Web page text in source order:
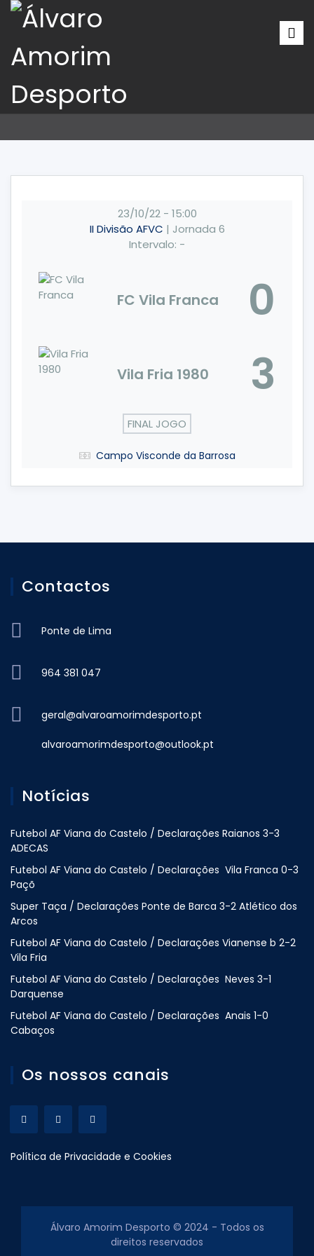
23/10/22 - 15:00
II Divisão AFVC | Jornada 6
Intervalo: -
FC Vila Franca 0
Vila Fria 1980 3
FINAL JOGO
Campo Visconde da Barrosa
Contactos
Ponte de Lima
964 381 047
geral@alvaroamorimdesporto.pt
alvaroamorimdesporto@outlook.pt
Notícias
Futebol AF Viana do Castelo / Declarações Raianos 3-3
ADECAS
Futebol AF Viana do Castelo / Declarações Vila Franca 0-3
Paçõ
Super Taça / Declarações Ponte de Barca 3-2 Atlético dos
Arcos
Futebol AF Viana do Castelo / Declarações Vianense b 2-2
Vila Fria
Futebol AF Viana do Castelo / Declarações Neves 3-1
Darquense
Futebol AF Viana do Castelo / Declarações Anais 1-0
Cabaços
Os nossos canais
Política de Privacidade e Cookies
Álvaro Amorim Desporto © 2024 - Todos os
direitos reservados